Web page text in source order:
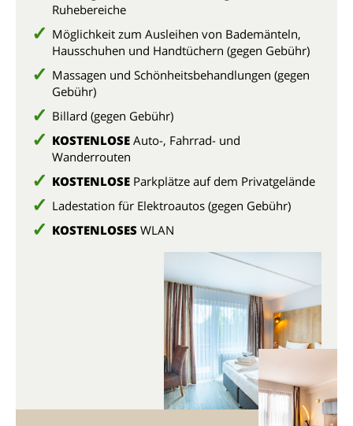
Ruhebereiche
Möglichkeit zum Ausleihen von Bademänteln,
Hausschuhen und Handtüchern (gegen Gebühr)
Massagen und Schönheitsbehandlungen (gegen
Gebühr)
Billard (gegen Gebühr)
KOSTENLOSE Auto-, Fahrrad- und
Wanderrouten
KOSTENLOSE Parkplätze auf dem Privatgelände
Ladestation für Elektroautos (gegen Gebühr)
KOSTENLOSES WLAN